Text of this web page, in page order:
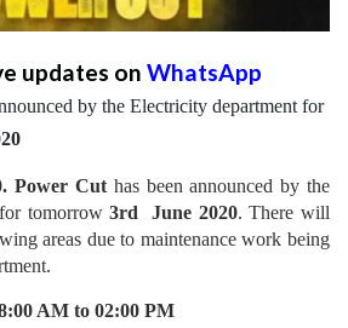
updates on WhatsApp
by the Electricity department for
Power Cut has been announced by the
for tomorrow3rd June 2020. There will
areas due to maintenance work being
AM to 02:00 PM